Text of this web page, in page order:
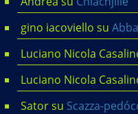
gino iacoviello su
Luciano Nicola
Luciano Nicola
Satorsu Scazza-